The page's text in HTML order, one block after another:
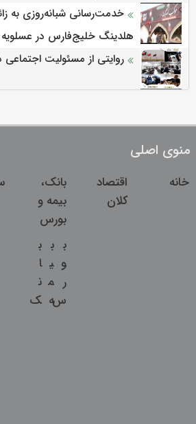
خدمت‌رسانی شبانه‌روزی به
هلدینگ خلیج‌فارس در عسلویه
روایتی از مسئولیت اجتماعی
منوی اصلی
خانه
اقتصاد
کلان
بانک،
بیمه و
بورس
ب
و
ر
س
ب
ی
م
ه
ب
ا
ن
ک